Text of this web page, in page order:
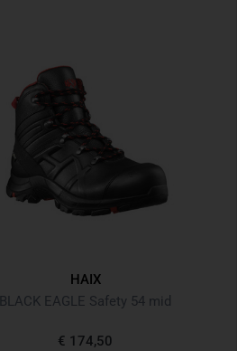
HAIX
BLACK EAGLE Safety 54 mid
€ 174,50